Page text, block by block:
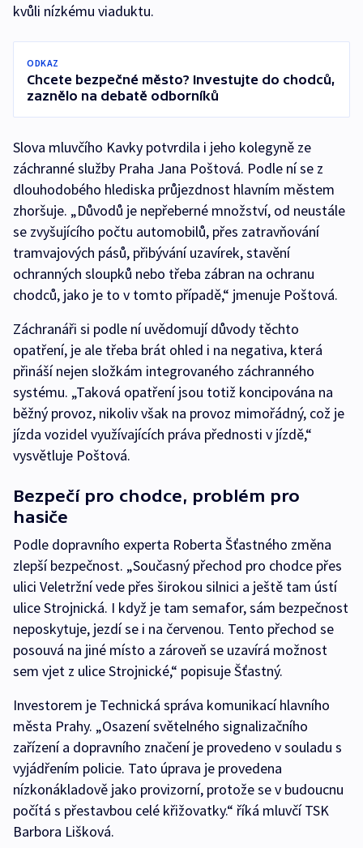
kvůli nízkému viaduktu.
ODKAZ
Chcete bezpečné město? Investujte do chodců,
zaznělo na debatě odborníků
Slova mluvčího Kavky potvrdila i jeho kolegyně ze
záchranné služby Praha Jana Poštová. Podle ní se z
dlouhodobého hlediska průjezdnost hlavním městem
zhoršuje. „Důvodů je nepřeberné množství, od neustále
se zvyšujícího počtu automobilů, přes zatravňování
tramvajových pásů, přibývání uzavírek, stavění
ochranných sloupků nebo třeba zábran na ochranu
chodců, jako je to v tomto případě,“ jmenuje Poštová.
Záchranáři si podle ní uvědomují důvody těchto
opatření, je ale třeba brát ohled i na negativa, která
přináší nejen složkám integrovaného záchranného
systému. „Taková opatření jsou totiž koncipována na
běžný provoz, nikoliv však na provoz mimořádný, což je
jízda vozidel využívajících práva přednosti v jízdě,“
vysvětluje Poštová.
Bezpečí pro chodce, problém pro
hasiče
Podle dopravního experta Roberta Šťastného změna
zlepší bezpečnost. „Současný přechod pro chodce přes
ulici Veletržní vede přes širokou silnici a ještě tam ústí
ulice Strojnická. I když je tam semafor, sám bezpečnost
neposkytuje, jezdí se i na červenou. Tento přechod se
posouvá na jiné místo a zároveň se uzavírá možnost
sem vjet z ulice Strojnické,“ popisuje Šťastný.
Investorem je Technická správa komunikací hlavního
města Prahy. „Osazení světelného signalizačního
zařízení a dopravního značení je provedeno v souladu s
vyjádřením policie. Tato úprava je provedena
nízkonákladově jako provizorní, protože se v budoucnu
počítá s přestavbou celé křižovatky.“ říká mluvčí TSK
Barbora Lišková.